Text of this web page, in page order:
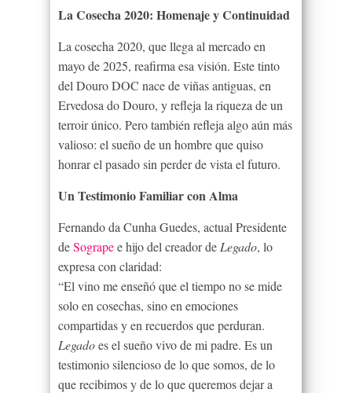
La Cosecha 2020: Homenaje y Continuidad
La cosecha 2020, que llega al mercado en
mayo de 2025, reafirma esa visión. Este tinto
del Douro DOC nace de viñas antiguas, en
Ervedosa do Douro, y refleja la riqueza de un
terroir único. Pero también refleja algo aún más
valioso: el sueño de un hombre que quiso
honrar el pasado sin perder de vista el futuro.
Un Testimonio Familiar con Alma
Fernando da Cunha Guedes, actual Presidente
deSograpee hijo del creador deLegado, lo
expresa con claridad:
“El vino me enseñó que el tiempo no se mide
solo en cosechas, sino en emociones
compartidas y en recuerdos que perduran.
Legadoes el sueño vivo de mi padre. Es un
testimonio silencioso de lo que somos, de lo
que recibimos y de lo que queremos dejar a